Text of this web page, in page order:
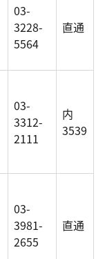
03-
3228-
5564
直通
03-
3312-
2111
内
3539
03-
3981-
2655
直通